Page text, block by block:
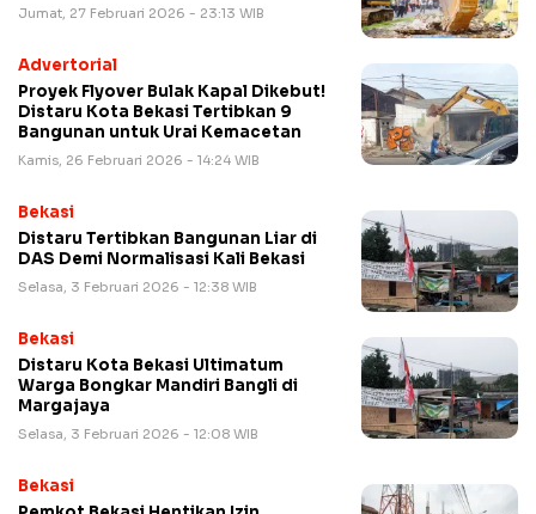
Jumat, 27 Februari 2026 - 23:13 WIB
Advertorial
Proyek Flyover Bulak Kapal Dikebut!
Distaru Kota Bekasi Tertibkan 9
Bangunan untuk Urai Kemacetan
Kamis, 26 Februari 2026 - 14:24 WIB
Bekasi
Distaru Tertibkan Bangunan Liar di
DAS Demi Normalisasi Kali Bekasi
Selasa, 3 Februari 2026 - 12:38 WIB
Bekasi
Distaru Kota Bekasi Ultimatum
Warga Bongkar Mandiri Bangli di
Margajaya
Selasa, 3 Februari 2026 - 12:08 WIB
Bekasi